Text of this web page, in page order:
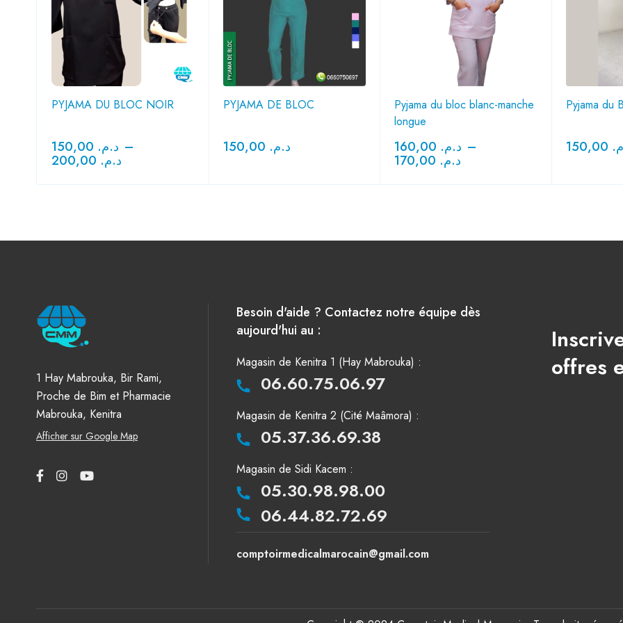
PYJAMA DU BLOC NOIR
د.م. –
د.م.
PYJAMA DE BLOC
د.م.
Pyjama du bloc blanc-manche
longue
د.م. –
د.م.
Pyjama du
1 Hay Mabrouka, Bir Rami,
Proche de Bim et Pharmacie
Mabrouka, Kenitra
Afficher sur Google Map
Besoin d'aide ? Contactez notre équipe dès
aujourd'hui au :
Magasin de Kenitra 1 (Hay Mabrouka) :
06.60.75.06.97
Magasin de Kenitra 2 (Cité Maâmora) :
05.37.36.69.38
Magasin de Sidi Kacem :
05.30.98.98.00
06.44.82.72.69
comptoirmedicalmarocain@gmail.com
offres